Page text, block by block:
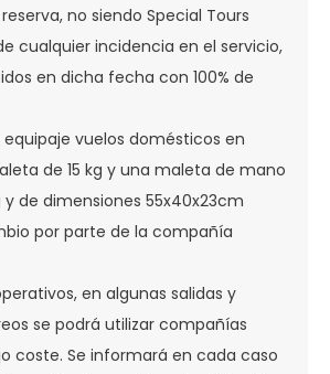
no siendo Special Tours
cualquier incidencia en el servicio,
en dicha fecha con 100% de
equipaje vuelos domésticos en
de 15 kg y una maleta de mano
de dimensiones 55x40x23cm
por parte de la compañía
en algunas salidas y
se podrá utilizar compañías
coste. Se informará en cada caso